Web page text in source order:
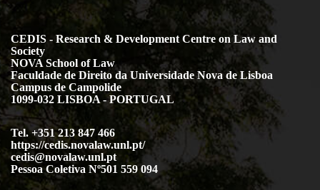
CEDIS - Research & Development Centre on Law and
Society
NOVA School of Law
Faculdade de Direito da Universidade Nova de Lisboa
Campus de Campolide
1099-032 LISBOA - PORTUGAL
Tel. +351 213 847 466
https://cedis.novalaw.unl.pt/
cedis@novalaw.unl.pt
Pessoa Coletiva Nº501 559 094